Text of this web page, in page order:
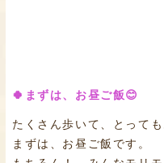
🍀まずは、お昼ご飯😊
たくさん歩いて、とって
まずは、お昼ご飯です。